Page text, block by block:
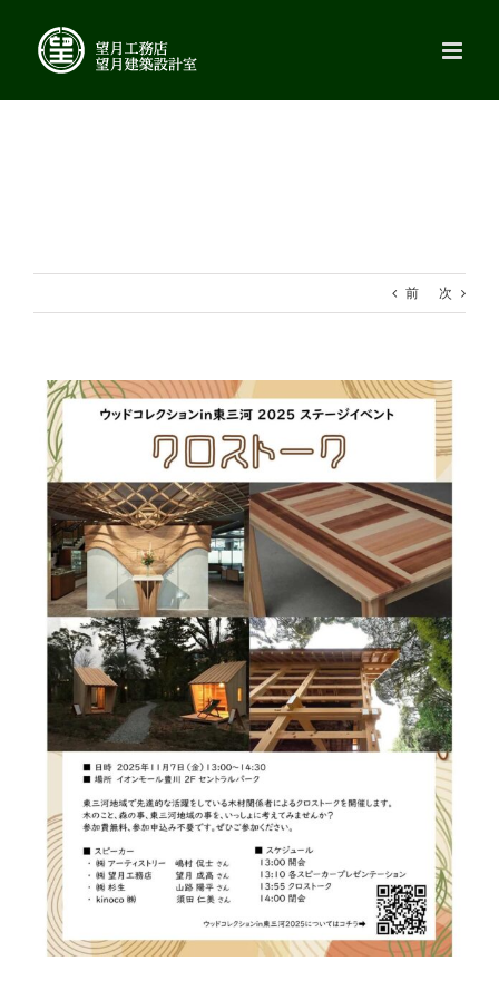
content
前 次
View
Larger
Image